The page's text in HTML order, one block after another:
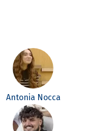
Antonia Nocca